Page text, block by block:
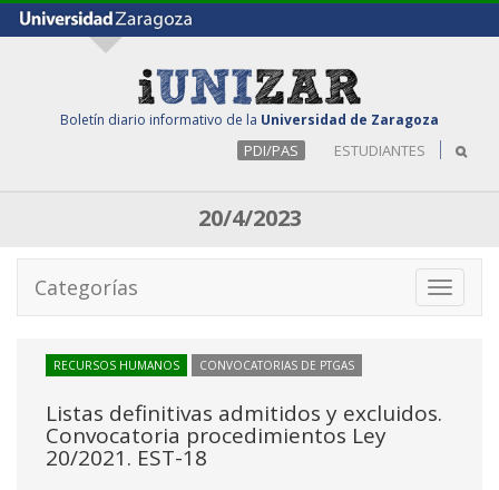
Boletín diario informativo de la Universidad de Zaragoza
PDI/PAS ESTUDIANTES
20/4/2023
Toggle
Categorías
RECURSOS HUMANOS CONVOCATORIAS DE PTGAS
Listas definitivas admitidos y excluidos.
Convocatoria procedimientos Ley
20/2021. EST-18